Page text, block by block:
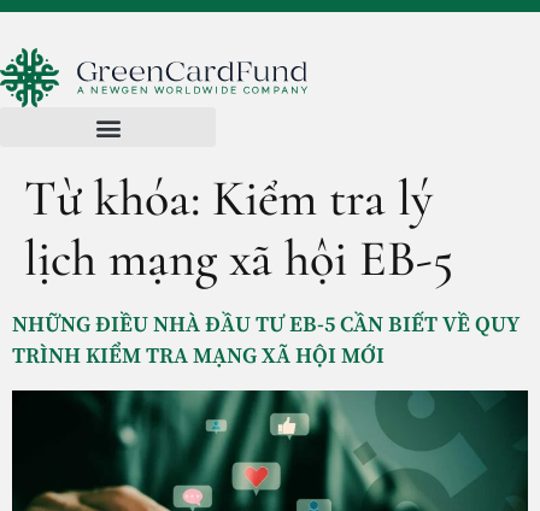
Từ khóa: Kiểm tra lý
lịch mạng xã hội EB-5
NHỮNG ĐIỀU NHÀ ĐẦU TƯ EB-5 CẦN BIẾT VỀ QUY
TRÌNH KIỂM TRA MẠNG XÃ HỘI MỚI